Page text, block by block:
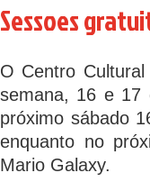
Sessoes
O Centro
semana, 16 e 17
próximo sábado
enquanto no
Mario Galaxy.